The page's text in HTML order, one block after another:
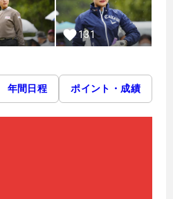
131
年間日程 ポイント・成績